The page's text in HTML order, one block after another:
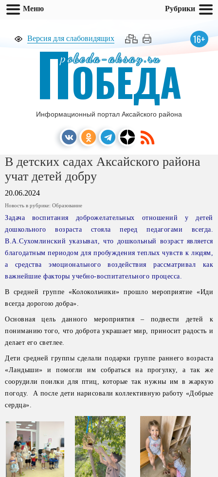
Версия для слабовидящих 16+
pobeda-aksay.ru
ПОБЕДА
Информационный портал Аксайского района
В детских садах Аксайского района
учат детей добру
20.06.2024
Новость в рубрике: Образование
Задача воспитания доброжелательных отношений у детей
дошкольного возраста стояла перед педагогами всегда.
В.А.Сухомлинский указывал, что дошкольный возраст является
благодатным периодом для пробуждения теплых чувств к людям,
а средства эмоционального воздействия рассматривал как
важнейшие факторы учебно-воспитательного процесса.
В средней группе «Колокольчики» прошло мероприятие «Иди
всегда дорогою добра».
Основная цель данного мероприятия – подвести детей к
пониманию того, что доброта украшает мир, приносит радость и
делает его светлее.
Дети средней группы сделали подарки группе раннего возраста
«Ландыши» и помогли им собраться на прогулку, а так же
соорудили поилки для птиц, которые так нужны им в жаркую
погоду. А после дети нарисовали коллективную работу «Добрые
сердца».
Меню Рубрики